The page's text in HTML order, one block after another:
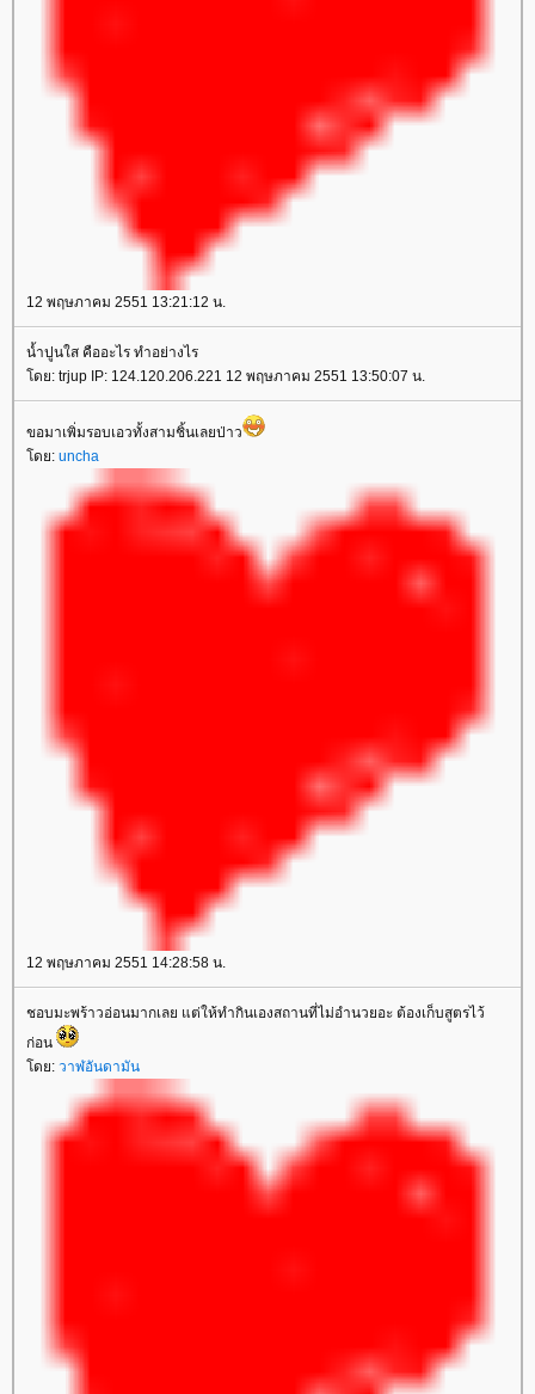
12 พฤษภาคม 2551 13:21:12 น.
น้ำปูนใส คืออะไร ทำอย่างไร
ดย: trjup IP: 124.120.206.221 12 พฤษภาคม 2551 13:50:07 น.
ขอมาเพิ่มรอบเอวทั้งสามชิ้นเลยป่าว
ดย: uncha
12 พฤษภาคม 2551 14:28:58 น.
ชอบมะพร้าวอ่อนมากเลย แต่ให้ทำกินเองสถานที่ไม่อำนวยอะ ต้องเก็บสูตรไว้
ก่อน
ดย: วาฬอันดามัน